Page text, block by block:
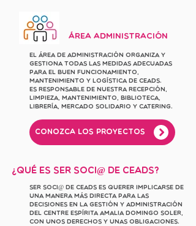
Área Administración
El Área de Administración organiza y
gestiona todas las medidas adecuadas
para el buen funcionamiento,
mantenimiento y logística de CEADS.
Es responsable de nuestra recepción,
limpieza, mantenimiento, biblioteca,
librería, mercado solidario y catering.
Conozca los proyectos
¿Qué es ser soci@ de ceads?
Ser soci@ de CEADS es querer implicarse de
una manera más directa para las
decisiones en la gestión y administración
del Centre Espírita Amalia Domingo Soler,
con unos derechos y unas obligaciones.